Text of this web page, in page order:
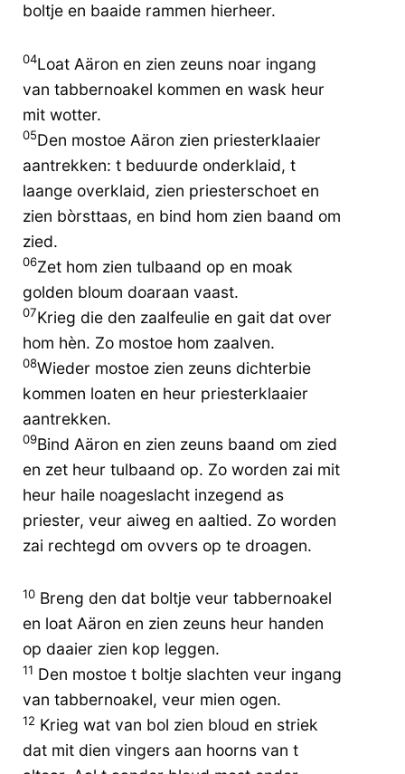
boltje en baaide rammen hierheer.
04Loat Aäron en zien zeuns noar ingang
van tabbernoakel kommen en wask heur
mit wotter.
05Den mostoe Aäron zien priesterklaaier
aantrekken: t beduurde onderklaid, t
laange overklaid, zien priesterschoet en
zien bòrsttaas, en bind hom zien baand om
zied.
06Zet hom zien tulbaand op en moak
golden bloum doaraan vaast.
07Krieg die den zaalfeulie en gait dat over
hom hèn. Zo mostoe hom zaalven.
08Wieder mostoe zien zeuns dichterbie
kommen loaten en heur priesterklaaier
aantrekken.
09Bind Aäron en zien zeuns baand om zied
en zet heur tulbaand op. Zo worden zai mit
heur haile noageslacht inzegend as
priester, veur aiweg en aaltied. Zo worden
zai rechtegd om ovvers op te droagen.
10 Breng den dat boltje veur tabbernoakel
en loat Aäron en zien zeuns heur handen
op daaier zien kop leggen.
11 Den mostoe t boltje slachten veur ingang
van tabbernoakel, veur mien ogen.
12 Krieg wat van bol zien bloud en striek
dat mit dien vingers aan hoorns van t